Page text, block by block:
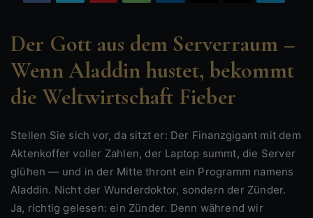
Der Gott aus dem Serverraum –
Wenn Aladdin hustet, bekommt
die Weltwirtschaft Fieber
Stellen Sie sich vor, da sitzt er: Der Finanzgigant mit dem
Aktenkoffer voller Zahlen, der Laptop summt, die Server
glühen — und in der Mitte thront ein Programm namens
Aladdin. Nicht der Wunderdoktor, sondern der Zünder.
Ja, richtig gelesen: ein Zünder. Denn während wir